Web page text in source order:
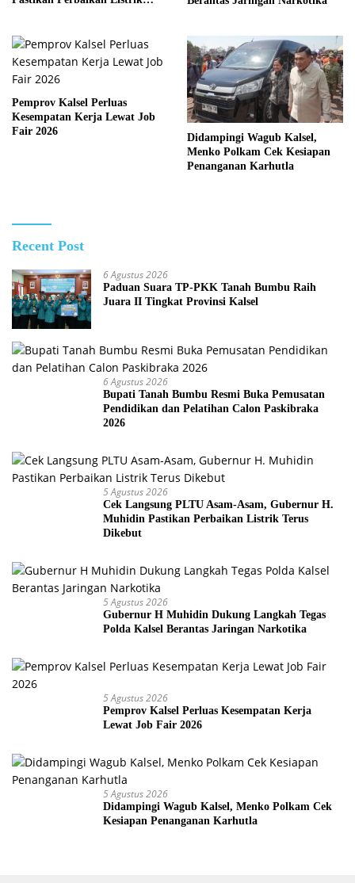
Pemprov Kalsel Perluas
Kesempatan Kerja Lewat Job
Fair 2026
Didampingi Wagub Kalsel,
Menko Polkam Cek Kesiapan
Penanganan Karhutla
Recent Post
6 Agustus 2026
Paduan Suara TP-PKK Tanah Bumbu Raih
Juara II Tingkat Provinsi Kalsel
6 Agustus 2026
Bupati Tanah Bumbu Resmi Buka Pemusatan
Pendidikan dan Pelatihan Calon Paskibraka
2026
5 Agustus 2026
Cek Langsung PLTU Asam-Asam, Gubernur H.
Muhidin Pastikan Perbaikan Listrik Terus
Dikebut
5 Agustus 2026
Gubernur H Muhidin Dukung Langkah Tegas
Polda Kalsel Berantas Jaringan Narkotika
5 Agustus 2026
Pemprov Kalsel Perluas Kesempatan Kerja
Lewat Job Fair 2026
5 Agustus 2026
Didampingi Wagub Kalsel, Menko Polkam Cek
Kesiapan Penanganan Karhutla